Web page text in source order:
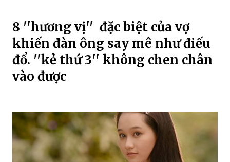
8 ''hương vị'' đặc biệt của vợ
khiến đàn ông say mê như điếu
đổ. ''kẻ thứ 3'' không chen chân
vào được